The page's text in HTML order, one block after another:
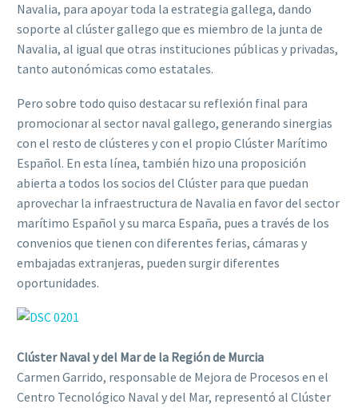
Navalia, para apoyar toda la estrategia gallega, dando
soporte al clúster gallego que es miembro de la junta de
Navalia, al igual que otras instituciones públicas y privadas,
tanto autonómicas como estatales.
Pero sobre todo quiso destacar su reflexión final para
promocionar al sector naval gallego, generando sinergias
con el resto de clústeres y con el propio Clúster Marítimo
Español. En esta línea, también hizo una proposición
abierta a todos los socios del Clúster para que puedan
aprovechar la infraestructura de Navalia en favor del sector
marítimo Español y su marca España, pues a través de los
convenios que tienen con diferentes ferias, cámaras y
embajadas extranjeras, pueden surgir diferentes
oportunidades.
Clúster Naval y del Mar de la Región de Murcia
Carmen Garrido, responsable de Mejora de Procesos en el
Centro Tecnológico Naval y del Mar, representó al Clúster